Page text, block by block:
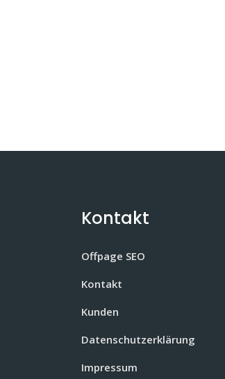
Kontakt
Offpage SEO
Kontakt
Kunden
Datenschutzerklärung
Impressum